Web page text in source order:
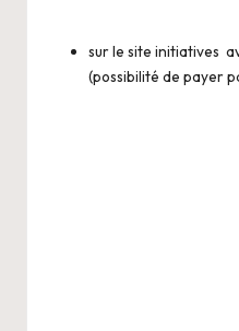
surle site initiatives
(possibilité de payer